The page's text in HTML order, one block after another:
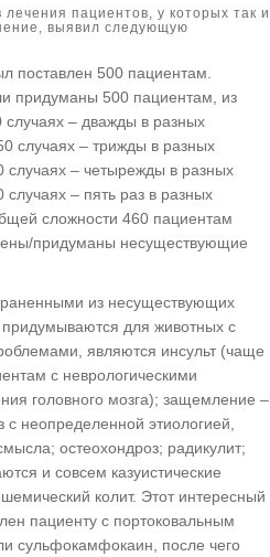
пациентов, у которых так и
выявил следующую
поставлен 500 пациентам.
придуманы 500 пациентам, из
случаях – дважды в разных
случаях – трижды в разных
случаях – четырежды в разных
случаях – пять раз в разных
сложности 460 пациентам
придуманы несуществующие
из несуществующих
придумываются для животных с
являются инсульт (чаще
с неврологическими
головного мозга); защемление –
с неопределенной этиологией,
остеохондроз; радикулит;
и совсем казуистические
колит. Этот интересный
пациенту с портоковальным
сульфокамфокаин, после чего